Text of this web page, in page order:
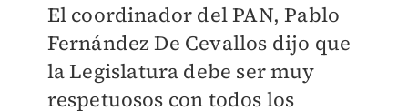
El coordinador del PAN, Pablo
Fernández De Cevallos dijo que
la Legislatura debe ser muy
respetuosos con todos los